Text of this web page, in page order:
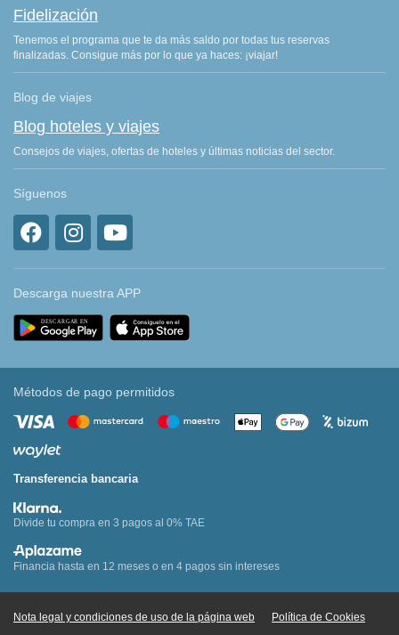
Fidelización
Tenemos el programa que te da más saldo por todas tus reservas
finalizadas. Consigue más por lo que ya haces: ¡viajar!
Blog de viajes
Blog hoteles y viajes
Consejos de viajes, ofertas de hoteles y últimas noticias del sector.
Síguenos
Descarga nuestra APP
Métodos de pago permitidos
Transferencia bancaria
Divide tu compra en 3 pagos al 0% TAE
Financia hasta en 12 meses o en 4 pagos sin intereses
Nota legal y condiciones de uso de la página web Política de Cookies